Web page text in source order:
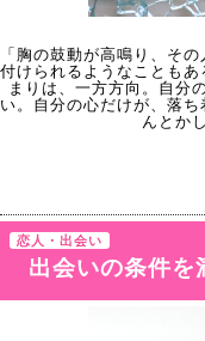
「胸の鼓動が高鳴り、そ
付けられるようなことも
まりは、一方方向。自分
い。自分の心だけが、落
んとか
恋人・出会い
出会いの条件を